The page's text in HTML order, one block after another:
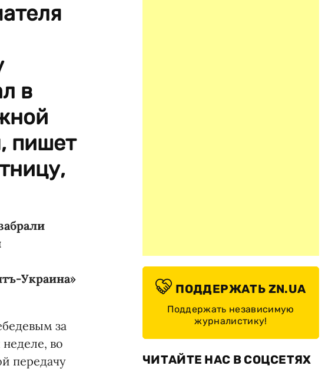
в
пишет
Украина»
за
во
передачу
ПОДДЕРЖАТЬ ZN.UA
Поддержать независимую
журналистику!
ЧИТАЙТЕ НАС В СОЦСЕТЯХ